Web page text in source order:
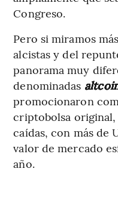
Congreso.
Pero si miramos
alcistas y del
panorama muy
denominadas
promocionaron
criptobolsa
caídas, con más de
valor de mercado
año.